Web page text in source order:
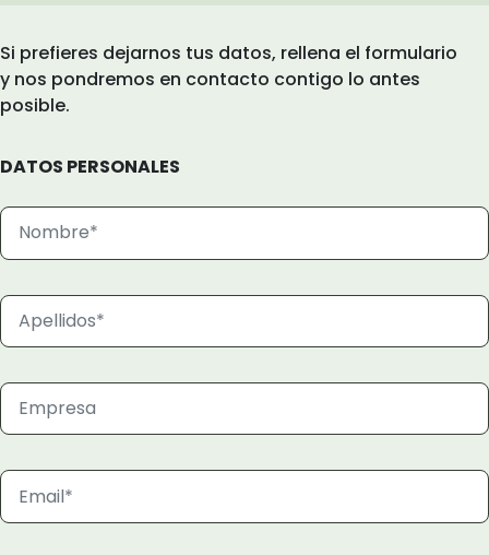
Si prefieres dejarnos tus datos, rellena el formulario
y nos pondremos en contacto contigo lo antes
posible.
DATOS PERSONALES